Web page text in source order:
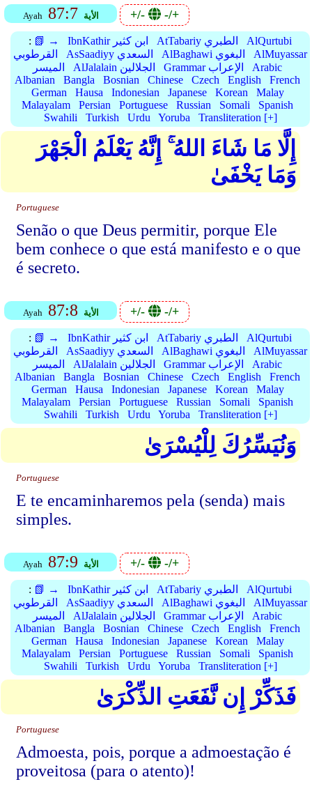
Ayah 87:7 الأية +/- -/+
: 📗 → IbnKathir ابن كثير AtTabariy الطبري
AlQurtubi
القرطوبي
AsSaadiyy السعدي AlBaghawi البغوي
AlMuyassar
الميسر
AlJalalain الجلالين Grammar الإعراب
Arabic
Albanian
Bangla Bosnian Chinese Czech English
French
German
Hausa Indonesian Japanese Korean
Malay
Malayalam
Persian Portuguese Russian Somali
Spanish
Swahili
Turkish Urdu Yoruba Transliteration [+]
إِلَّا مَا شَاءَ اللهُ ۚ إِنَّهُ يَعْلَمُ الْجَهْرَ
وَمَا يَخْفَىٰ
Portuguese
Senão o que Deus permitir, porque Ele
bem conhece o que está manifesto e o que
é secreto.
Ayah 87:8 الأية +/- -/+
: 📗 → IbnKathir ابن كثير AtTabariy الطبري
AlQurtubi
القرطوبي
AsSaadiyy السعدي AlBaghawi البغوي
AlMuyassar
الميسر
AlJalalain الجلالين Grammar الإعراب
Arabic
Albanian
Bangla Bosnian Chinese Czech English
French
German
Hausa Indonesian Japanese Korean
Malay
Malayalam
Persian Portuguese Russian Somali
Spanish
Swahili
Turkish Urdu Yoruba Transliteration [+]
وَنُيَسِّرُكَ لِلْيُسْرَىٰ
Portuguese
E te encaminharemos pela (senda) mais
simples.
Ayah 87:9 الأية +/- -/+
: 📗 → IbnKathir ابن كثير AtTabariy الطبري
AlQurtubi
القرطوبي
AsSaadiyy السعدي AlBaghawi البغوي
AlMuyassar
الميسر
AlJalalain الجلالين Grammar الإعراب
Arabic
Albanian
Bangla Bosnian Chinese Czech English
French
German
Hausa Indonesian Japanese Korean
Malay
Malayalam
Persian Portuguese Russian Somali
Spanish
Swahili
Turkish Urdu Yoruba Transliteration [+]
فَذَكِّرْ إِن نَّفَعَتِ الذِّكْرَىٰ
Portuguese
Admoesta, pois, porque a admoestação é
proveitosa (para o atento)!